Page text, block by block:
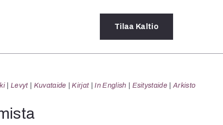
Tilaa Kaltio
Levyt Kuvataide Kirjat In English Esitystaide Arkisto